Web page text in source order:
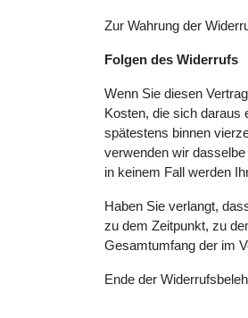
Zur Wahrung der
Folgen des Widerrufs
Wenn Sie diesen
Kosten, die sich daraus
spätestens binnen
verwenden wir
in keinem Fall werden
Haben Sie verlangt,
zu dem Zeitpunkt, zu
Gesamtumfang der im
Ende der